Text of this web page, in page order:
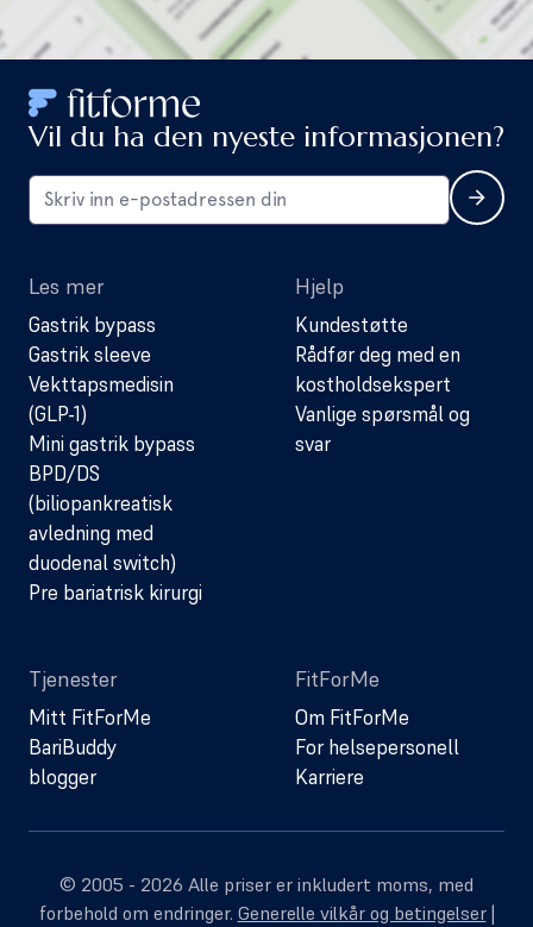
Vil du ha den nyeste informasjonen?
Les mer
Gastrik bypass
Gastrik sleeve
Vekttapsmedisin
(GLP-1)
Mini gastrik bypass
BPD/DS
(biliopankreatisk
avledning med
duodenal switch)
Pre bariatrisk kirurgi
Hjelp
Kundestøtte
Rådfør deg med en
kostholdsekspert
Vanlige spørsmål og
svar
Tjenester
Mitt FitForMe
BariBuddy
blogger
FitForMe
Om FitForMe
For helsepersonell
Karriere
© 2005 - 2026 Alle priser er inkludert moms, med
forbehold om endringer. Generelle vilkår og betingelser|